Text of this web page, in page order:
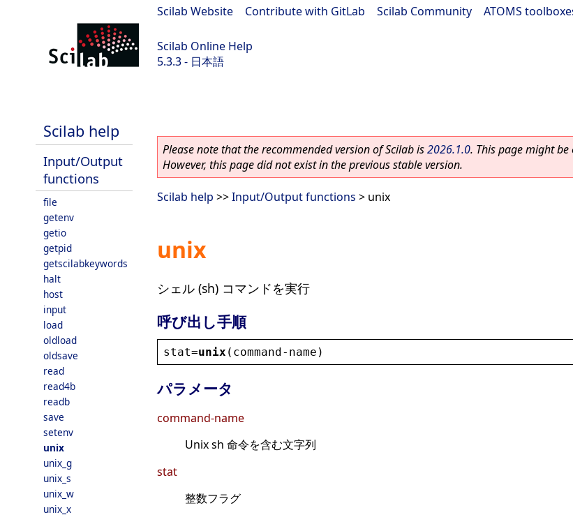
Scilab Website Contribute with GitLab Scilab Community ATOMS
Scilab Online Help
5.3.3 - 日本語
Scilab help
Input/Output
functions
file
getenv
getio
getpid
getscilabkeywords
halt
host
input
load
oldload
oldsave
read
read4b
readb
save
setenv
unix
unix_g
unix_s
unix_w
unix_x
Please note that the recommended version of Scilab is2026.1.0. This page might be
However, this page did not exist in the previous stable version.
Scilab help >>Input/Output functions > unix
unix
シェル (sh) コマンドを実行
呼び出し手順
stat=unix ( command- name )
パラメータ
command-name
Unix sh 命令を含む文字列
stat
整数フラグ